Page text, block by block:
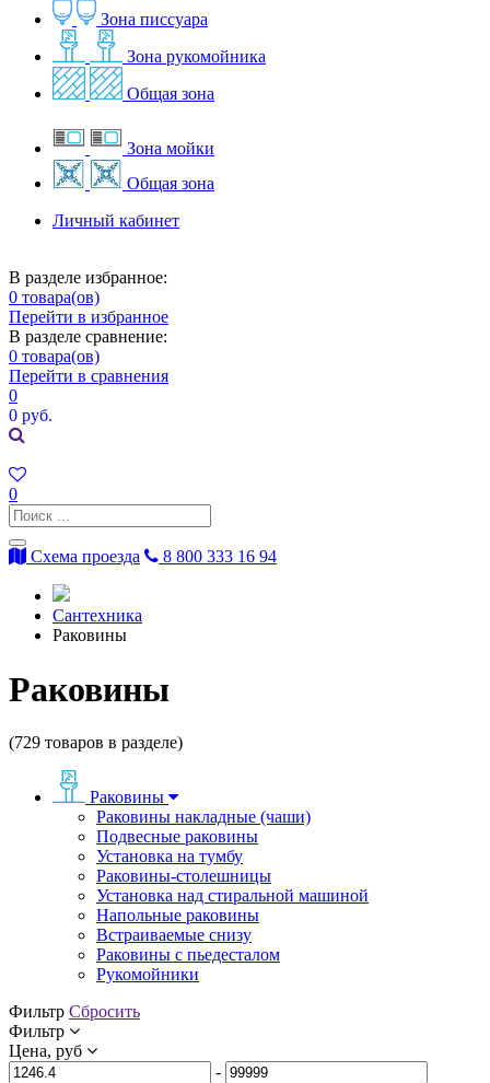
Зона писсуара
Зона рукомойника
Общая зона
Зона мойки
Общая зона
Личный кабинет
В разделе избранное:
0 товара(ов)
Перейти в избранное
В разделе сравнение:
0 товара(ов)
Перейти в сравнения
0
0 руб.
0
Схема проезда 8 800 333 16 94
Сантехника
Раковины
Раковины
(729 товаров в разделе)
Раковины
Раковины накладные (чаши)
Подвесные раковины
Установка на тумбу
Раковины-столешницы
Установка над стиральной машиной
Напольные раковины
Встраиваемые снизу
Раковины с пьедесталом
Рукомойники
Фильтр Сбросить
Фильтр
Цена, руб
-